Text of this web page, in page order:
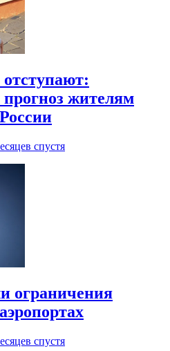
жителям
спустя
ограничения
спустя